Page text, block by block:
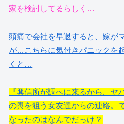
家を検討してるらしく…
頭痛で会社を早退すると、嫁が
が…こちらに気付きパニックを
くと…
『興信所が調べに来るから、ヤ
の輿を狙う女友達からの連絡。
なったのはなんでだっけ？